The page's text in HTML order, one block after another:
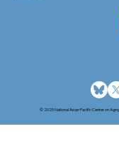
© 2025 National Asian Pacific Center on